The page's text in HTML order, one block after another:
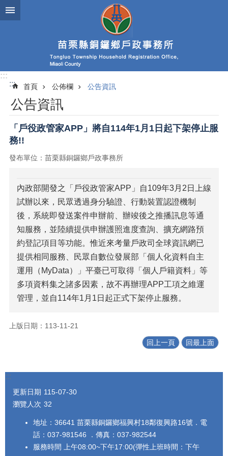
跳到主要內容區塊
:::
:::
首頁 公佈欄 公告資訊
公告資訊
「戶役政管家APP」將自114年1月1日起下架停止服
務!!
發布單位：苗栗縣銅鑼鄉戶政事務所
內政部開發之「戶役政管家APP」自109年3月2日上線
試辦以來，民眾透過身分驗證、行動裝置認證機制
後，系統即發送案件申辦前、辦竣後之推播訊息等通
知服務，並陸續提供申辦護照進度查詢、擴充網路預
約登記項目等功能。惟近來考量戶政司全球資訊網已
提供相同服務、民眾自數位發展部「個人化資料自主
運用（MyData）」平臺已可取得「個人戶籍資料」等
多項資料集之諸多因素，故不再辦理APP工項之維運
管理，並自114年1月1日起正式下架停止服務。
上版日期：113-11-21
回上一頁 回最上面
:::
更新日期 115-07-30
瀏覽人次 32
地址：36641 苗栗縣銅鑼鄉福興村18鄰復興路16號．電
話：037-981546 ．傳真：037-982544
服務時間 上午08:00~下午17:00(彈性上班時間：下午